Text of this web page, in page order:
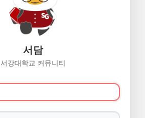
서담
서강대학교 커뮤니티